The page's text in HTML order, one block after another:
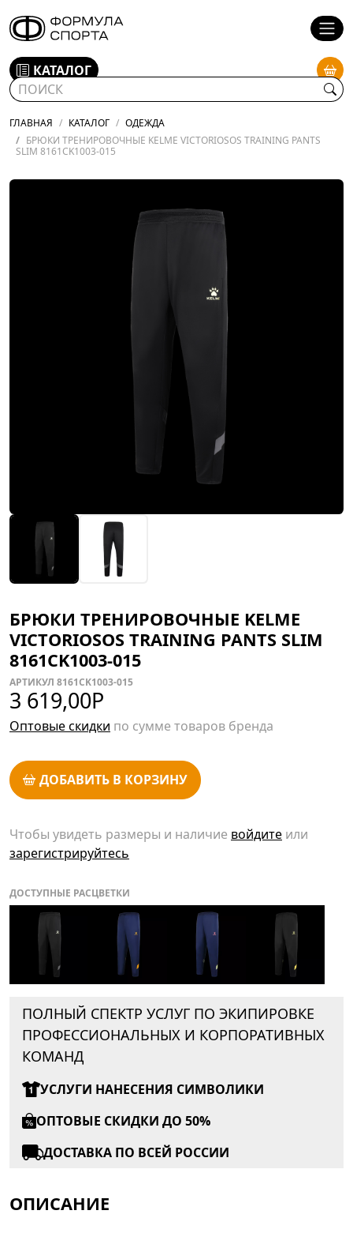
КАТАЛОГ
ГЛАВНАЯ КАТАЛОГ
ОДЕЖДА
БРЮКИ ТРЕНИРОВОЧНЫЕ KELME VICTORIOSOS TRAINING PANTS
SLIM 8161CK1003-015
БРЮКИ ТРЕНИРОВОЧНЫЕ KELME
VICTORIOSOS TRAINING PANTS SLIM
8161CK1003-015
АРТИКУЛ 8161CK1003-015
3 619,00Р
Оптовые скидки по сумме товаров бренда
ДОБАВИТЬ В КОРЗИНУ
Чтобы увидеть размеры и наличие войдите или
зарегистрируйтесь
ДОСТУПНЫЕ РАСЦВЕТКИ
ПОЛНЫЙ СПЕКТР УСЛУГ ПО ЭКИПИРОВКЕ
ПРОФЕССИОНАЛЬНЫХ И КОРПОРАТИВНЫХ
КОМАНД
УСЛУГИ НАНЕСЕНИЯ СИМВОЛИКИ
ОПТОВЫЕ СКИДКИ ДО 50%
ДОСТАВКА ПО ВСЕЙ РОССИИ
ОПИСАНИЕ